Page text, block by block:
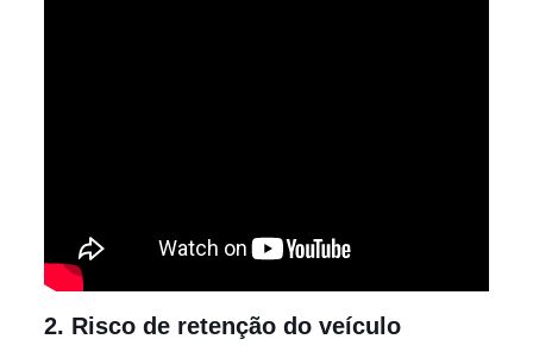
2. Risco de retenção do veículo